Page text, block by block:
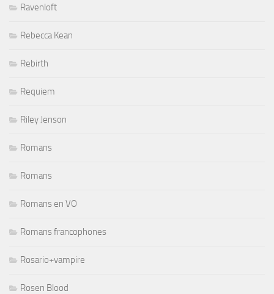
Ravenloft
Rebecca Kean
Rebirth
Requiem
Riley Jenson
Romans
Romans
Romans en VO
Romans francophones
Rosario+vampire
Rosen Blood